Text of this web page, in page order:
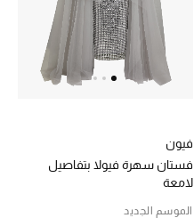
فيون
فستان سهرة فيولا بتفاصيل
لامعة
الموسم الجديد